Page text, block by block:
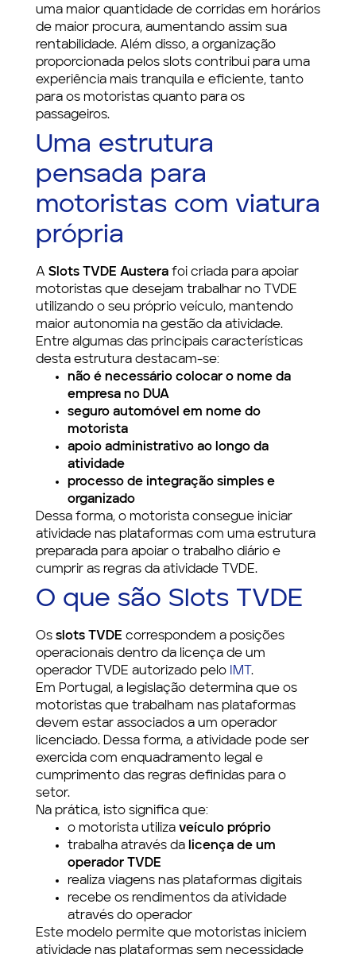
uma maior quantidade de corridas em horários
de maior procura, aumentando assim sua
rentabilidade. Além disso, a organização
proporcionada pelos slots contribui para uma
experiência mais tranquila e eficiente, tanto
para os motoristas quanto para os
passageiros.
Uma estrutura
pensada para
motoristas com viatura
própria
A Slots TVDE Austerafoi criada para apoiar
motoristas que desejam trabalhar no TVDE
utilizando o seu próprio veículo, mantendo
maior autonomia na gestão da atividade.
Entre algumas das principais características
desta estrutura destacam-se:
não é necessário colocar o nome da
empresa no DUA
seguro automóvel em nome do
motorista
apoio administrativo ao longo da
atividade
processo de integração simples e
organizado
Dessa forma, o motorista consegue iniciar
atividade nas plataformas com uma estrutura
preparada para apoiar o trabalho diário e
cumprir as regras da atividade TVDE.
O que são Slots TVDE
Os slots TVDE correspondem a posições
operacionais dentro da licença de um
operador TVDE autorizado pelo
IMT .
Em Portugal, a legislação determina que os
motoristas que trabalham nas plataformas
devem estar associados a um operador
licenciado. Dessa forma, a atividade pode ser
exercida com enquadramento legal e
cumprimento das regras definidas para o
setor.
Na prática, isto significa que:
o motorista utiliza veículo próprio
trabalha através da licença de um
operador TVDE
realiza viagens nas plataformas digitais
recebe os rendimentos da atividade
através do operador
Este modelo permite que motoristas iniciem
atividade nas plataformas sem necessidade